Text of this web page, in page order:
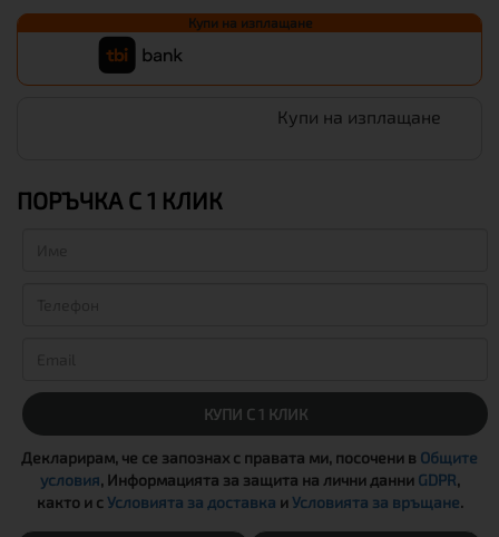
Купи на изплащане
Купи на изплащане
ПОРЪЧКА С 1 КЛИК
КУПИ С 1 КЛИК
Декларирам, че се запознах с правата ми, посочени в Общите
условия, Информацията за защита на лични данни GDPR,
както и сУсловията за доставка иУсловията за връщане.